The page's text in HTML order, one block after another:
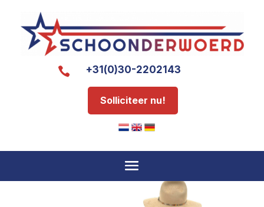
 +31(0)30-2202143
Solliciteer nu!